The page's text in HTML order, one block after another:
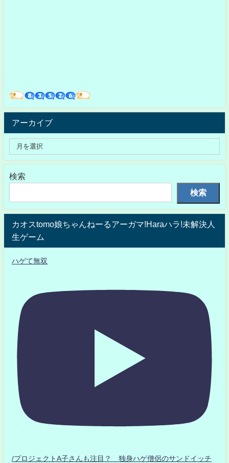
アーカイブ
検索
検索
カオスtomo娘ちゃんねーるアーガマ!Haraハラ!未解決人
生ゲーム
ハゲて無双
/プロジェクトA子さんも注目？ 独身ハゲ僧侶のサンドイッチ